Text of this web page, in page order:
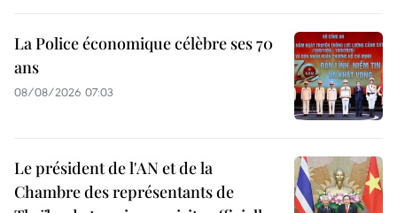
La Police économique célèbre ses 70
ans
08/08/2026 07:03
Le président de l'AN et de la
Chambre des représentants de